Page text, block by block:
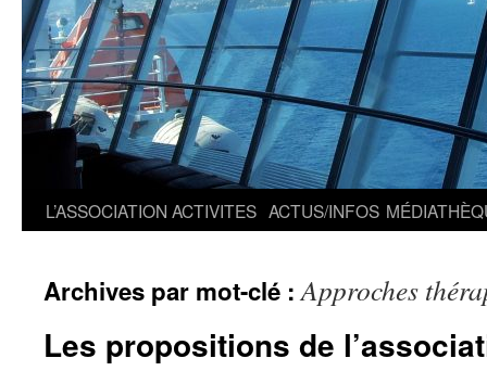
L’ASSOCIATION ACTIVITES ACTUS/INFOS
Archives par mot-clé :Approches
Les propositions de